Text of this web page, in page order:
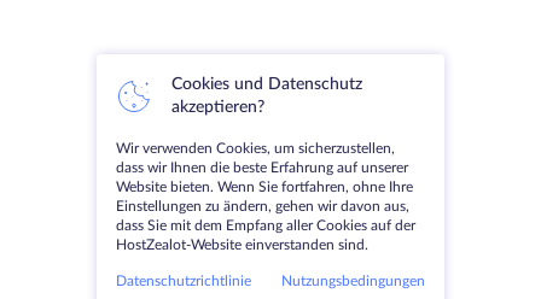
Cookies und Datenschutz
akzeptieren?
Wir verwenden Cookies, um sicherzustellen,
dass wir Ihnen die beste Erfahrung auf unserer
Website bieten. Wenn Sie fortfahren, ohne Ihre
Einstellungen zu ändern, gehen wir davon aus,
dass Sie mit dem Empfang aller Cookies auf der
HostZealot-Website einverstanden sind.
Datenschutzrichtlinie Nutzungsbedingungen